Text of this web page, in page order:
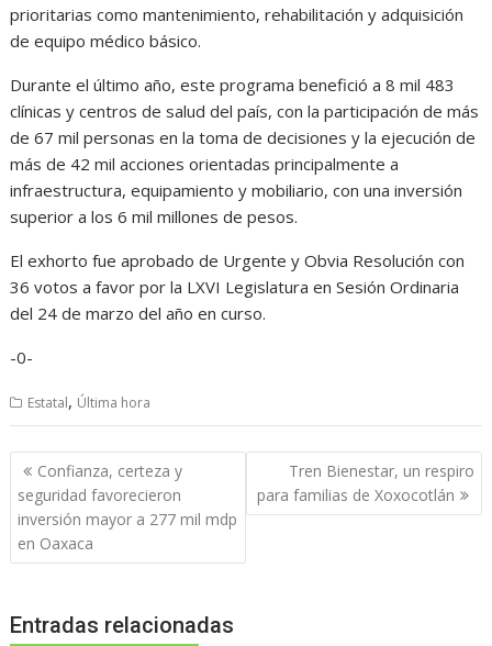
prioritarias como mantenimiento, rehabilitación y adquisición
de equipo médico básico.
Durante el último año, este programa benefició a 8 mil 483
clínicas y centros de salud del país, con la participación de más
de 67 mil personas en la toma de decisiones y la ejecución de
más de 42 mil acciones orientadas principalmente a
infraestructura, equipamiento y mobiliario, con una inversión
superior a los 6 mil millones de pesos.
El exhorto fue aprobado de Urgente y Obvia Resolución con
36 votos a favor por la LXVI Legislatura en Sesión Ordinaria
del 24 de marzo del año en curso.
-0-
Estatal, Última hora
Navegación
de
entradas
Confianza, certeza y
seguridad favorecieron
inversión mayor a 277 mil mdp
en Oaxaca
Tren Bienestar, un respiro
para familias de Xoxocotlán
Entradas relacionadas